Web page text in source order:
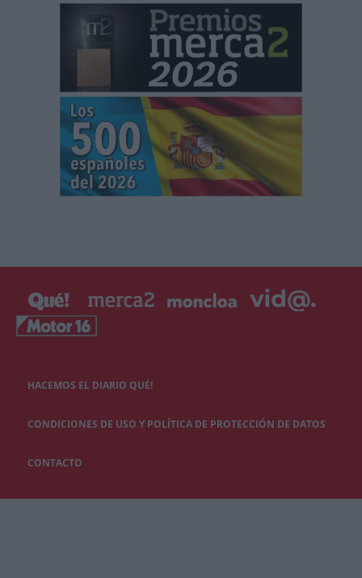
HACEMOS EL DIARIO QUÉ!
CONDICIONES DE USO Y POLÍTICA DE PROTECCIÓN DE DATOS
CONTACTO